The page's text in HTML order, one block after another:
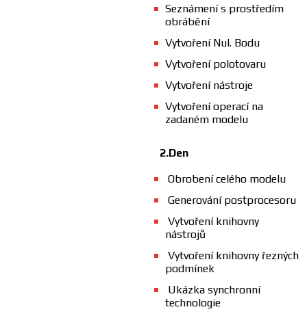
Seznámení s prostředím
obrábění
Vytvoření Nul. Bodu
Vytvoření polotovaru
Vytvoření nástroje
Vytvoření operací na
zadaném modelu
2.Den
Obrobení celého modelu
Generování postprocesoru
Vytvoření knihovny
nástrojů
Vytvoření knihovny řezných
podmínek
Ukázka synchronní
technologie